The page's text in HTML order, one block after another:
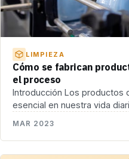
LIMPIEZA
Cómo se fabrican
el proceso
Introducción Los productos
esencial en nuestra vida
MAR 2023